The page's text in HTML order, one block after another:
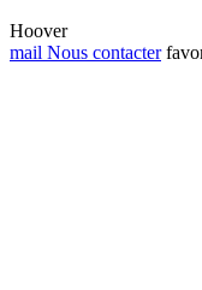
Hoover
mail Nous contacter